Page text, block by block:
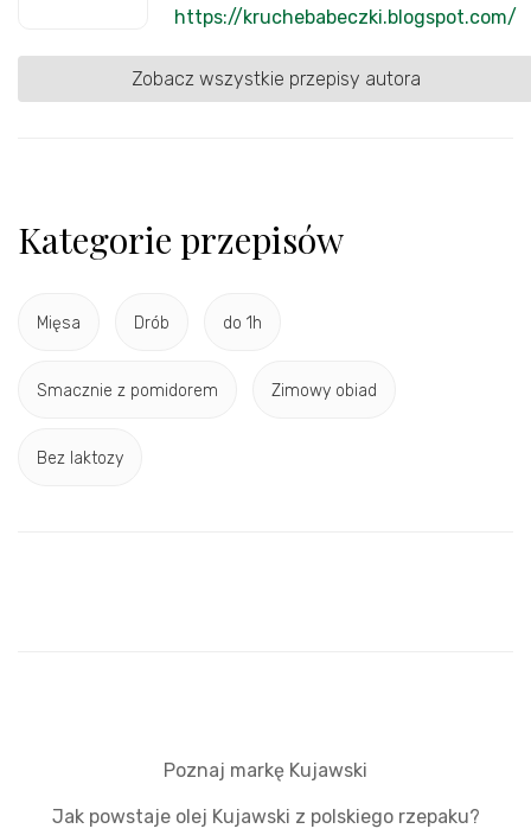
https://kruchebabeczki.blogspot.com/
Zobacz wszystkie przepisy autora
Kategorie przepisów
Mięsa Drób do 1h
Smacznie z pomidorem Zimowy obiad
Bez laktozy
Poznaj markę Kujawski
Jak powstaje olej Kujawski z polskiego rzepaku?